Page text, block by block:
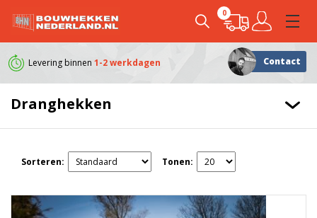
0
Levering binnen1-2 werkdagen Klanten geven ons
Contact
Sorteren: Tonen:
Dranghekken